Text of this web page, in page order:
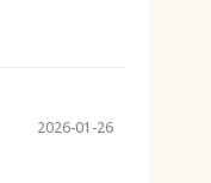
2026-01-26